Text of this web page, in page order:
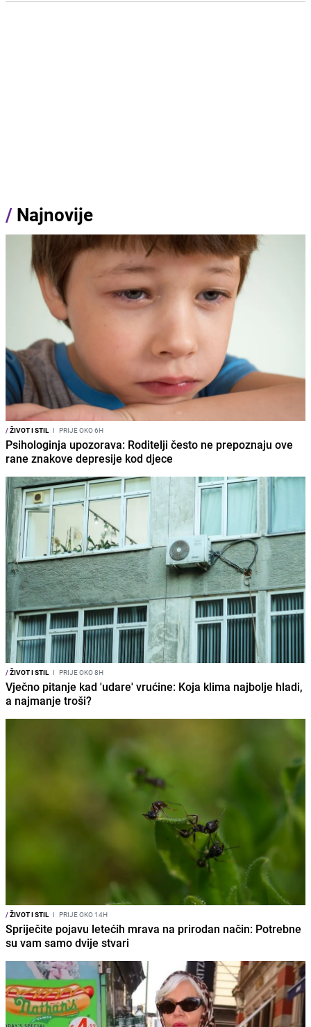
/ Najnovije
/ŽIVOT I STIL I PRIJE OKO 6H
Psihologinja upozorava: Roditelji često ne prepoznaju ove
rane znakove depresije kod djece
/ŽIVOT I STIL I PRIJE OKO 8H
Vječno pitanje kad 'udare' vrućine: Koja klima najbolje hladi,
a najmanje troši?
/ŽIVOT I STIL I PRIJE OKO 14H
Spriječite pojavu letećih mrava na prirodan način: Potrebne
su vam samo dvije stvari